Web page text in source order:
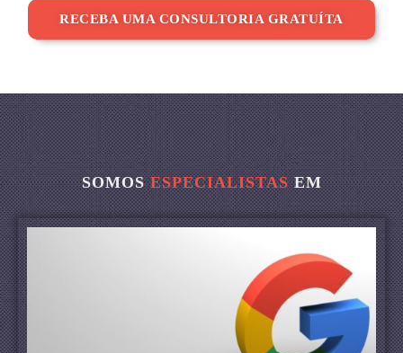
RECEBA UMA CONSULTORIA GRATUÍTA
SOMOSESPECIALISTASEM